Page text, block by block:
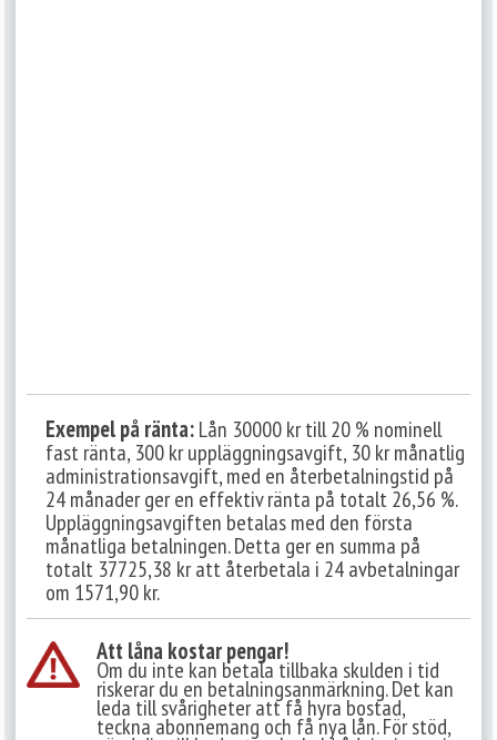
Exempel på ränta:Lån 30000 kr till 20 % nominell
fast ränta, 300 kr uppläggningsavgift, 30 kr månatlig
administrationsavgift, med en återbetalningstid på
24 månader ger en effektiv ränta på totalt 26,56 %.
Uppläggningsavgiften betalas med den första
månatliga betalningen. Detta ger en summa på
totalt 37725,38 kr att återbetala i 24 avbetalningar
om 1571,90 kr.
Att låna kostar pengar!
Om du inte kan betala tillbaka skulden i tid
riskerar du en betalningsanmärkning. Det kan
leda till svårigheter att få hyra bostad,
teckna abonnemang och få nya lån. För stöd,